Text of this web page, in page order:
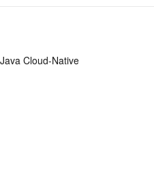
Cloud-Native